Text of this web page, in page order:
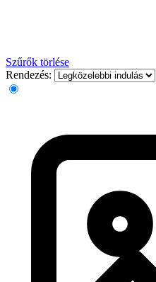
Szűrők törlése
Rendezés: